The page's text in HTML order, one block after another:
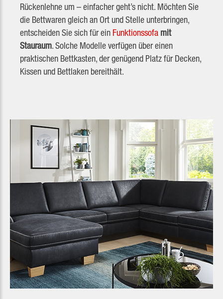
Rückenlehne um – einfacher geht’s nicht. Möchten Sie
die Bettwaren gleich an Ort und Stelle unterbringen,
entscheiden Sie sich für ein Funktionssofa mit
Stauraum. Solche Modelle verfügen über einen
praktischen Bettkasten, der genügend Platz für Decken,
Kissen und Bettlaken bereithält.